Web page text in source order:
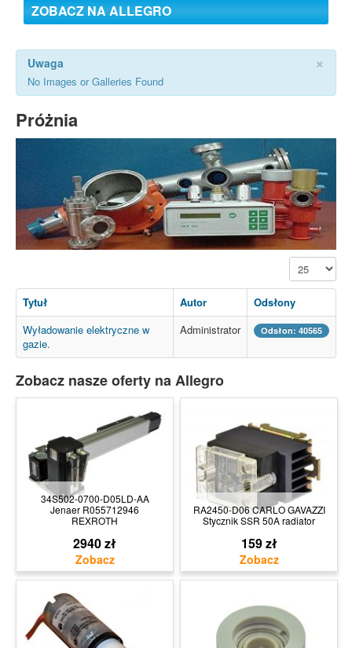
ZOBACZ NA ALLEGRO
×
Uwaga
No Images or Galleries Found
Próżnia
Pokaż #
Tytuł Autor
Odsłony
Wyładowanie elektryczne w
gazie.
Administrator Odsłon: 40565
Zobacz nasze oferty na Allegro
34S502-0700-D05LD-AA
Jenaer R055712946
REXROTH
2940 zł
RA2450-D06 CARLO GAVAZZI
Stycznik SSR 50A radiator
159 zł